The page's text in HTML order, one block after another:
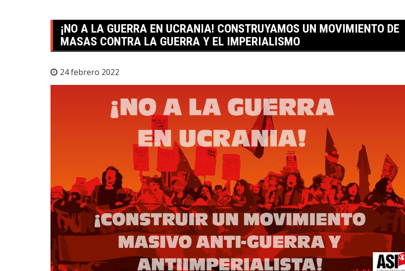
¡NO A LA GUERRA EN UCRANIA! CONSTRUYAMOS UN MOVIMIENTO DE
MASAS CONTRA LA GUERRA Y EL IMPERIALISMO
24 febrero 2022